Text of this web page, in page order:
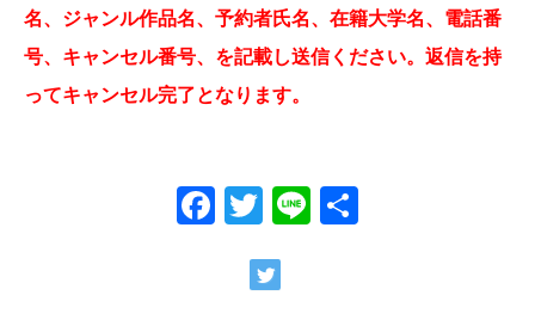
名、ジャンル作品名、予約者氏名、在籍大学名、電話番
号、キャンセル番号、を記載し送信ください。返信を持
ってキャンセル完了となります。
Facebook
Twitter
Line